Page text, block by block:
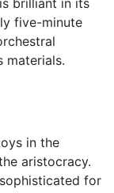
brilliant in its
five-minute
materials.
in the
aristocracy.
for